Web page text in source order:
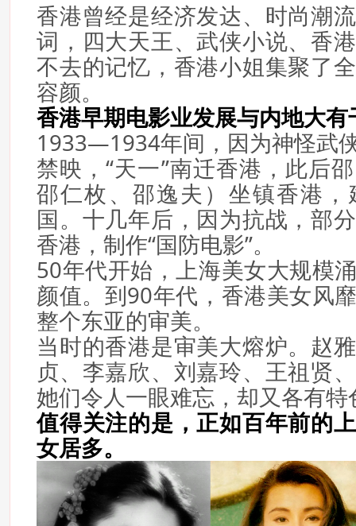
香港曾经是经济发达、时尚潮
词，四大天王、武侠小说、香
不去的记忆，香港小姐集聚了
容颜。
香港早期电影业发展与内地大有
1933—1934年间，因为神怪武
禁映，“天一”南迁香港，此后
邵仁枚、邵逸夫）坐镇香港
国。十几年后，因为抗战，部
香港，制作“国防电影”。
50年代开始，上海美女大规模
颜值。到90年代，香港美女风
整个东亚的审美。
当时的香港是审美大熔炉。赵
贞、李嘉欣、刘嘉玲、王祖贤
她们令人一眼难忘，却又各有特
值得关注的是，正如百年前的
女居多。